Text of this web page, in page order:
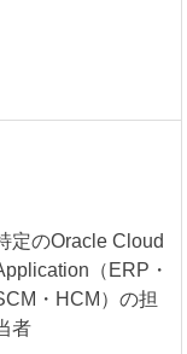
定のOracle Cloud
（ERP・
・HCM）の担
者